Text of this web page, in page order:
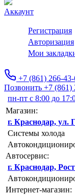
Аккаунт
Регистрация
Авторизация
Мои
+7 (861) 266-
Позвонить +7 (861)
пн-пт с 8:00 до
Магазин:
г. Краснодар, ул.
Системы холода
Автосервис:
г. Краснодар,
Интернет-магазин: